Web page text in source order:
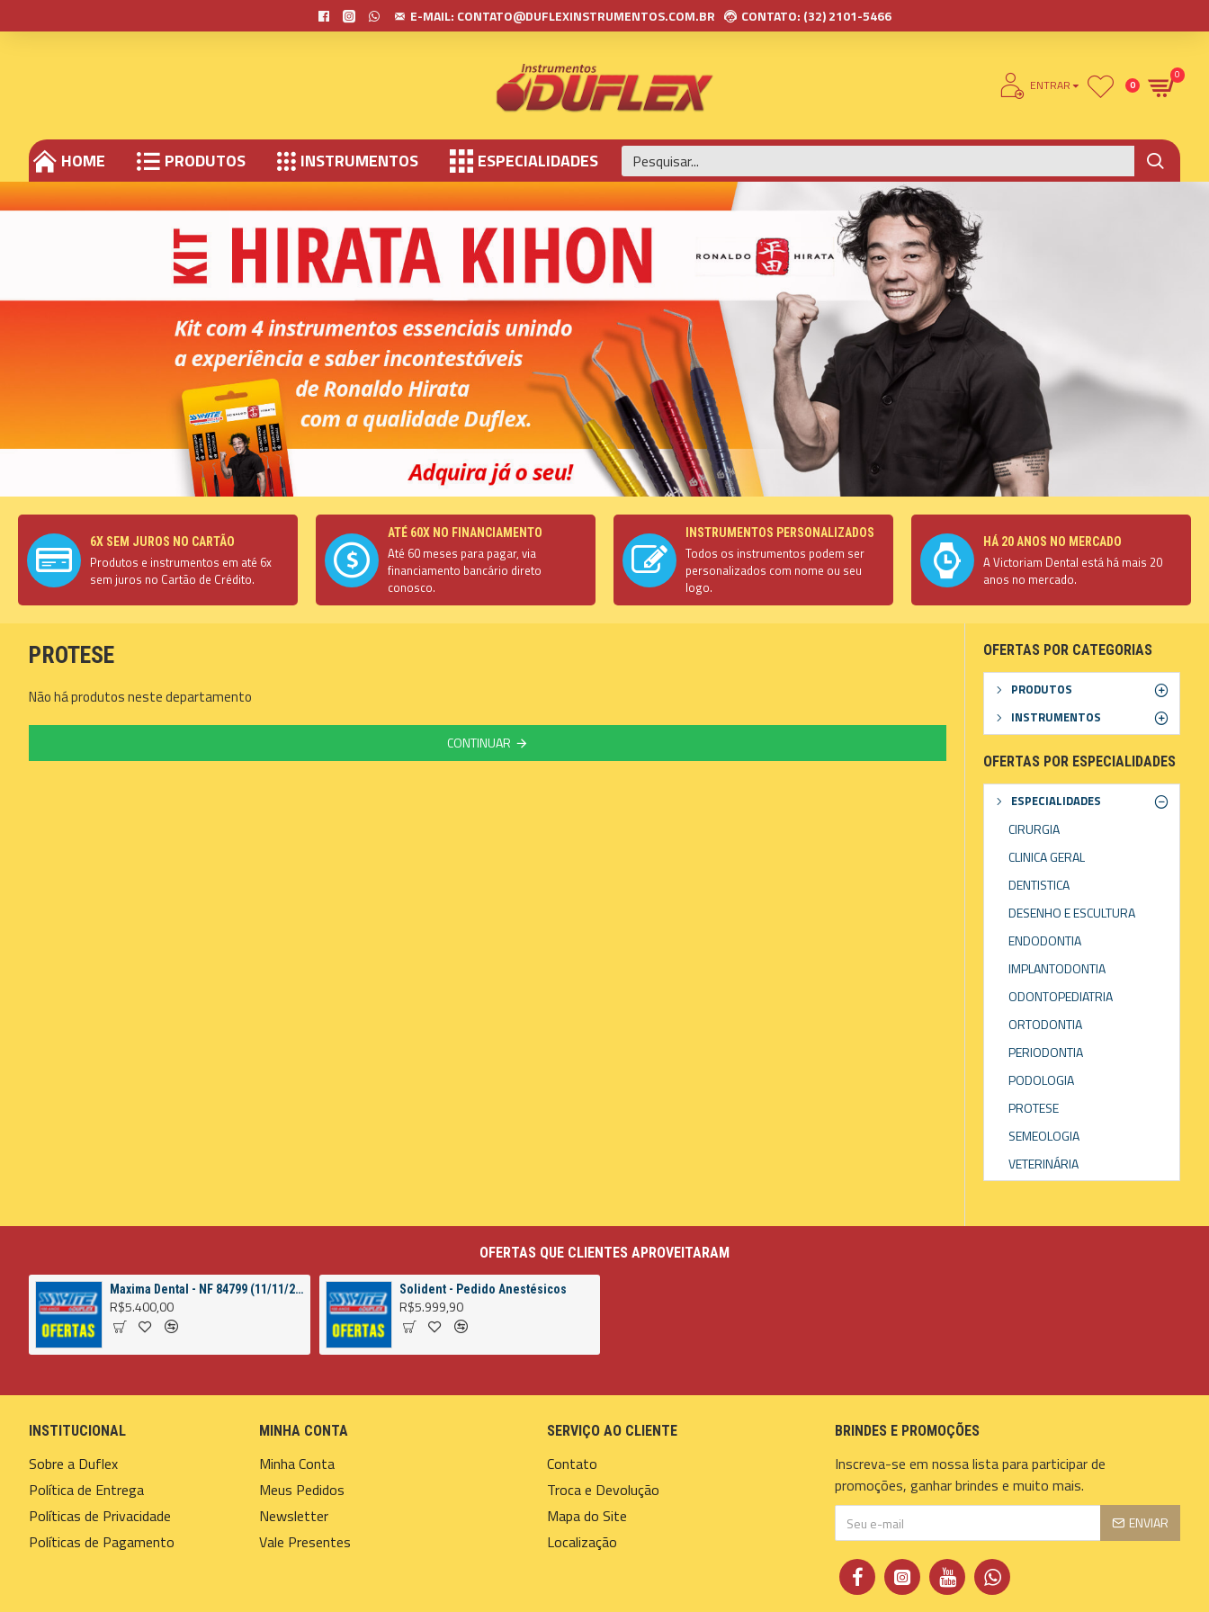
E-MAIL: CONTATO@DUFLEXINSTRUMENTOS.COM.BR CONTATO: (32) 2101-5466
ENTRAR 0
0
HOME PRODUTOS INSTRUMENTOS ESPECIALIDADES
6X SEM JUROS NO CARTÃO
Produtos e instrumentos em até 6x
sem juros no Cartão de Crédito.
ATÉ 60X NO FINANCIAMENTO
Até 60 meses para pagar, via
financiamento bancário direto
conosco.
INSTRUMENTOS PERSONALIZADOS
Todos os instrumentos podem ser
personalizados com nome ou seu
logo.
HÁ 20 ANOS NO MERCADO
A Victoriam Dental está há mais 20
anos no mercado.
PROTESE
Não há produtos neste departamento
CONTINUAR
OFERTAS POR CATEGORIAS
PRODUTOS
INSTRUMENTOS
OFERTAS POR ESPECIALIDADES
ESPECIALIDADES
CIRURGIA
CLINICA GERAL
DENTISTICA
DESENHO E ESCULTURA
ENDODONTIA
IMPLANTODONTIA
ODONTOPEDIATRIA
ORTODONTIA
PERIODONTIA
PODOLOGIA
PROTESE
SEMEOLOGIA
VETERINÁRIA
OFERTAS QUE CLIENTES APROVEITARAM
Maxima Dental - NF 84799 (11/11/2022)
R$5.400,00
Solident - Pedido Anestésicos
R$5.999,90
INSTITUCIONAL
Sobre a Duflex
Política de Entrega
Políticas de Privacidade
Políticas de Pagamento
MINHA CONTA
Minha Conta
Meus Pedidos
Newsletter
Vale Presentes
SERVIÇO AO CLIENTE
Contato
Troca e Devolução
Mapa do Site
Localização
BRINDES E PROMOÇÕES
Inscreva-se em nossa lista para participar de
promoções, ganhar brindes e muito mais.
ENVIAR